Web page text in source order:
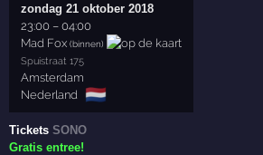
zondag 21 oktober 2018
23:00 –04:00
Mad Fox (binnen)
Spuistraat 175
Amsterdam
Nederland
🇳🇱
TicketsSONO
Gratis entree!